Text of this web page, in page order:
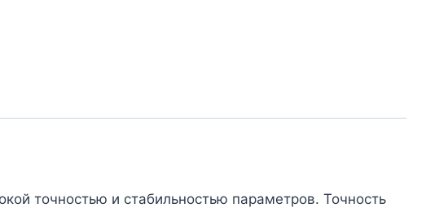
точностью и стабильностью параметров. Точность